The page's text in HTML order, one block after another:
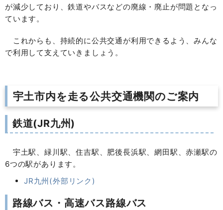
が減少しており、鉄道やバスなどの廃線・廃止が問題となっ
ています。
これからも、持続的に公共交通が利用できるよう、みんな
で利用して支えていきましょう。
宇土市内を走る公共交通機関のご案内
鉄道(JR九州)
宇土駅、緑川駅、住吉駅、肥後長浜駅、網田駅、赤瀬駅の
6つの駅があります。
JR九州(外部リンク)
路線バス・高速バス路線バス